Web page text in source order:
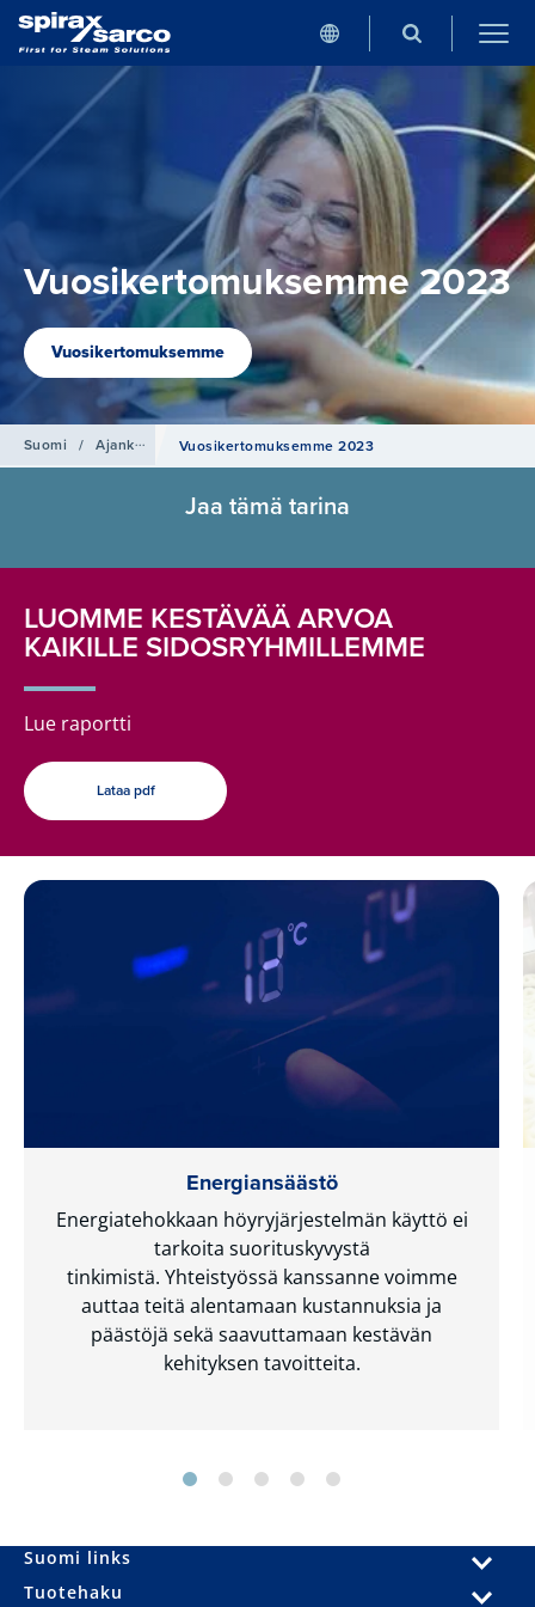
Vuosikertomuksemme 2023
Vuosikertomuksemme
Suomi / AjankohtaistaVuosikertomuksemme 2023
Jaa tämä tarina
LUOMME KESTÄVÄÄ ARVOA
KAIKILLE SIDOSRYHMILLEMME
Lue raportti
Lataa pdf
Energiansäästö
Energiatehokkaan höyryjärjestelmän käyttö ei
tarkoita suorituskyvystä
tinkimistä. Yhteistyössä kanssanne voimme
auttaa teitä alentamaan kustannuksia ja
päästöjä sekä saavuttamaan kestävän
kehityksen tavoitteita.
Suomi links
Tuotehaku